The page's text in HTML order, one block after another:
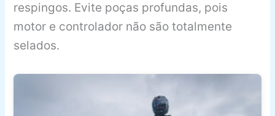
respingos. Evite poças profundas, pois
motor e controlador não são totalmente
selados.